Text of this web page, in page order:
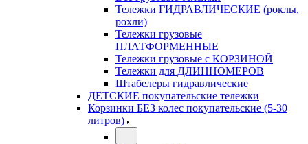
Тележки ГИДРАВЛИЧЕСКИЕ (роклы,
рохли)
Тележки грузовые
ПЛАТФОРМЕННЫЕ
Тележки грузовые с КОРЗИНОЙ
Тележки для ДЛИННОМЕРОВ
Штабелеры гидравлические
ДЕТСКИЕ покупательские тележки
Корзинки БЕЗ колес покупательские (5-30
литров)